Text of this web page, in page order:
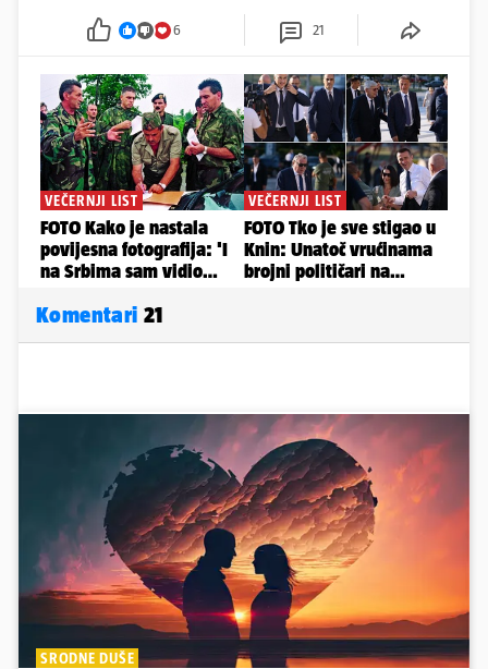
6 21
Komentari 21
SRODNE DUŠE